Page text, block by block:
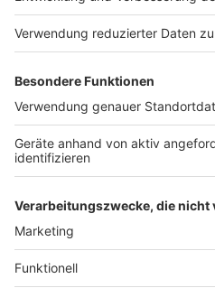
Das Foto zeigt (v.l.n.r.) Dieter
(Wirtschatsförderung
(Citeq/Stadt Münster),
Leckelt (Primevest Capital
Lagemaat (NDIX), Stephan
Anzeige